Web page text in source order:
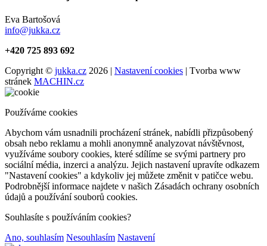
Eva Bartošová
info@jukka.cz
+420 725 893 692
Copyright © jukka.cz 2026 | Nastavení cookies | Tvorba www
stránek MACHIN.cz
Používáme cookies
Abychom vám usnadnili procházení stránek, nabídli přizpůsobený
obsah nebo reklamu a mohli anonymně analyzovat návštěvnost,
využíváme soubory cookies, které sdílíme se svými partnery pro
sociální média, inzerci a analýzu. Jejich nastavení upravíte odkazem
"Nastavení cookies" a kdykoliv jej můžete změnit v patičce webu.
Podrobnější informace najdete v našich Zásadách ochrany osobních
údajů a používání souborů cookies.
Souhlasíte s používáním cookies?
Ano, souhlasím Nesouhlasím Nastavení